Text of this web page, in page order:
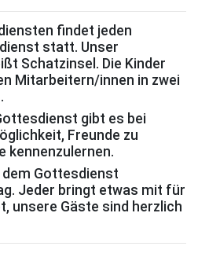
findet jeden
statt. Unser
Schatzinsel. Die Kinder
Mitarbeitern/innen in zwei
gibt es bei
Freunde zu
kennenzulernen.
Gottesdienst
Jeder bringt etwas mit für
unsere Gäste sind herzlich